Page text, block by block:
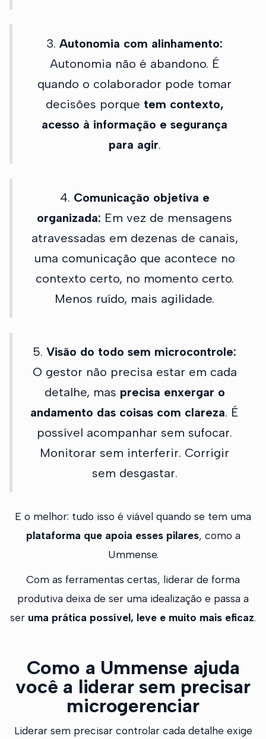
3. Autonomia com alinhamento:
Autonomia não é abandono. É
quando o colaborador pode tomar
decisões porque tem contexto,
acesso à informação e segurança
para agir.
4. Comunicação objetiva e
organizada: Em vez de mensagens
atravessadas em dezenas de canais,
uma comunicação que acontece no
contexto certo, no momento certo.
Menos ruído, mais agilidade.
5. Visão do todo sem microcontrole:
O gestor não precisa estar em cada
detalhe, mas precisa enxergar o
andamento das coisas com clareza. É
possível acompanhar sem sufocar.
Monitorar sem interferir. Corrigir
sem desgastar.
E o melhor: tudo isso é viável quando se tem uma
plataforma que apoia esses pilares, como a
Ummense.
Com as ferramentas certas, liderar de forma
produtiva deixa de ser uma idealização e passa a
ser uma prática possível, leve e muito mais eficaz.
Como a Ummense ajuda
você a liderar sem precisar
microgerenciar
Liderar sem precisar controlar cada detalhe exige